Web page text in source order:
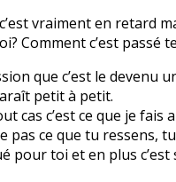
vraiment en retard
Comment c’est passé
que c’est le devenu
petit à petit.
cas c’est ce que je fais
ce que tu ressens,
pour toi et en plus